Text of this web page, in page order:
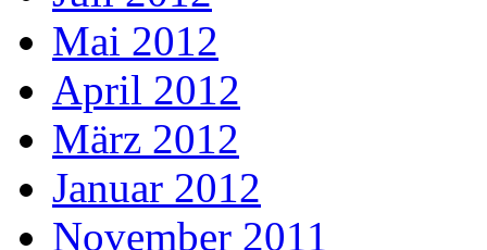
Mai 2012
April 2012
März 2012
Januar 2012
November 2011